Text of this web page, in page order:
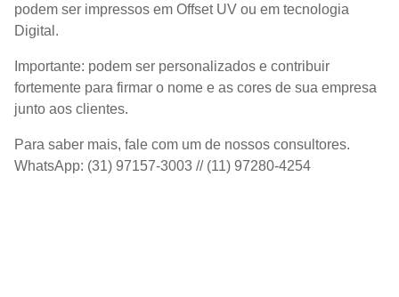
podem ser impressos em Offset UV ou em tecnologia
Digital.
Importante: podem ser personalizados e contribuir
fortemente para firmar o nome e as cores de sua empresa
junto aos clientes.
Para saber mais, fale com um de nossos consultores.
WhatsApp: (31) 97157-3003 // (11) 97280-4254